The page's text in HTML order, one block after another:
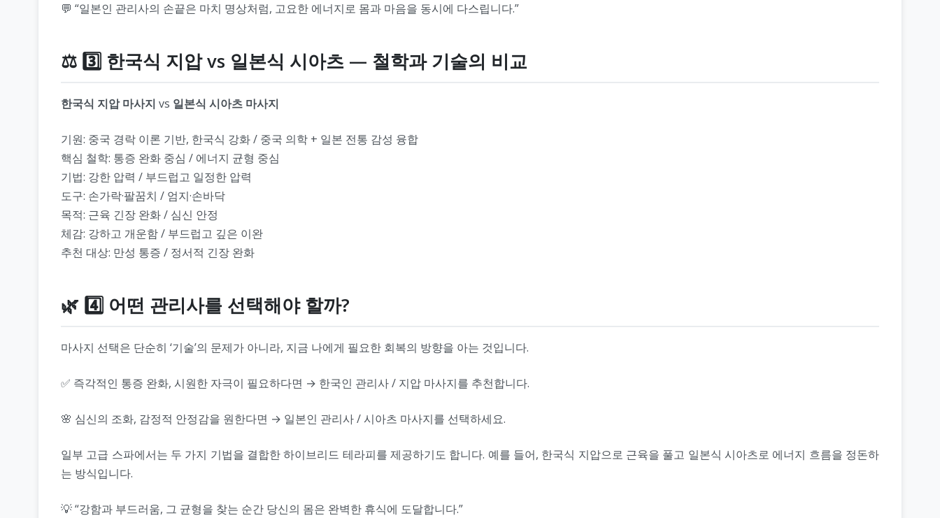
💬 “일본인 관리사의 손끝은 마치 명상처럼, 고요한 에너지로 몸과 마음을 동시에 다스립니다.”
⚖️ 3️⃣ 한국식 지압 vs 일본식 시아츠 — 철학과 기술의 비교
한국식 지압 마사지 vs 일본식 시아츠 마사지
기원: 중국 경락 이론 기반, 한국식 강화 / 중국 의학 + 일본 전통 감성 융합
핵심 철학: 통증 완화 중심 / 에너지 균형 중심
기법: 강한 압력 / 부드럽고 일정한 압력
도구: 손가락·팔꿈치 / 엄지·손바닥
목적: 근육 긴장 완화 / 심신 안정
체감: 강하고 개운함 / 부드럽고 깊은 이완
추천 대상: 만성 통증 / 정서적 긴장 완화
🌿 4️⃣ 어떤 관리사를 선택해야 할까?
마사지 선택은 단순히 ‘기술’의 문제가 아니라, 지금 나에게 필요한 회복의 방향을 아는 것입니다.
✅ 즉각적인 통증 완화, 시원한 자극이 필요하다면 → 한국인 관리사 / 지압 마사지를 추천합니다.
🌸 심신의 조화, 감정적 안정감을 원한다면 → 일본인 관리사 / 시아츠 마사지를 선택하세요.
일부 고급 스파에서는 두 가지 기법을 결합한 하이브리드 테라피를 제공하기도 합니다. 예를 들어, 한국식 지압으로 근육을 풀고 일본식 시아츠로 에너지 흐름을 정돈하
는 방식입니다.
💡 “강함과 부드러움, 그 균형을 찾는 순간 당신의 몸은 완벽한 휴식에 도달합니다.”